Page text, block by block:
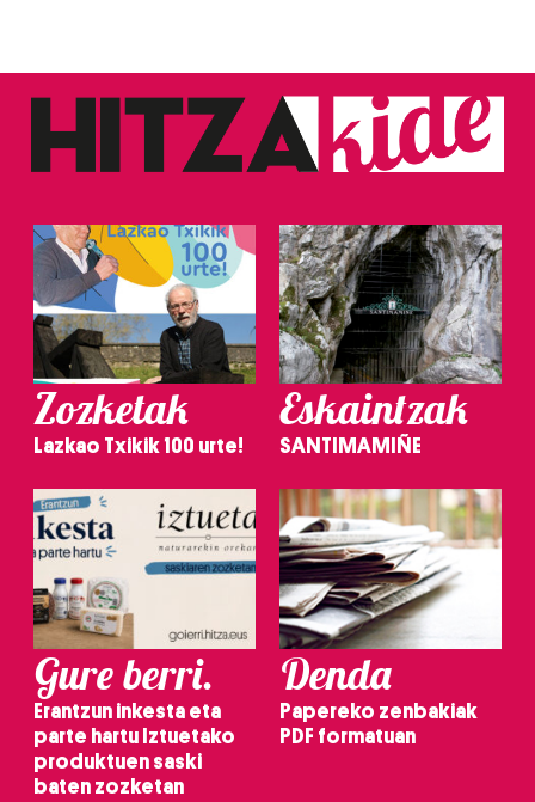
Zozketak
Lazkao Txikik 100 urte!
Eskaintzak
SANTIMAMIÑE
Gure berri.
Erantzun inkesta eta
parte hartu Iztuetako
produktuen saski
baten zozketan
Denda
Papereko zenbakiak
PDF formatuan